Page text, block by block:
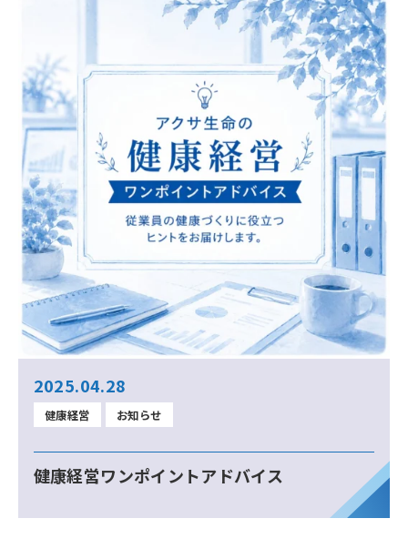
2025.04.28
健康経営 お知らせ
健康経営ワンポイントアドバイス